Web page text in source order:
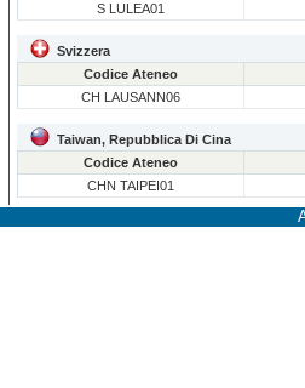
S LULEA01
Svizzera
Codice Ateneo
CH LAUSANN06
Taiwan, Repubblica Di Cina
Codice Ateneo
CHN TAIPEI01